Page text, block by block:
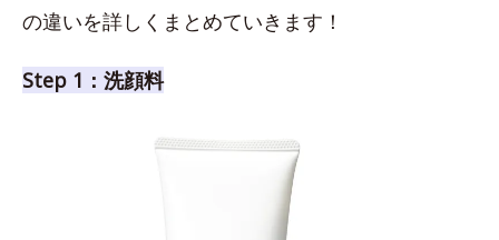
の違いを詳しくまとめていきます！
Step 1：洗顔料